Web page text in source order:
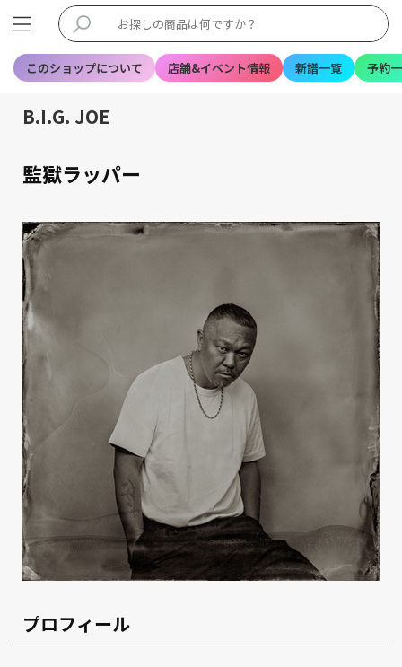
このショップについて 店舗&イベント情報 新譜一覧 予約
B.I.G. JOE
監獄ラッパー
プロフィール